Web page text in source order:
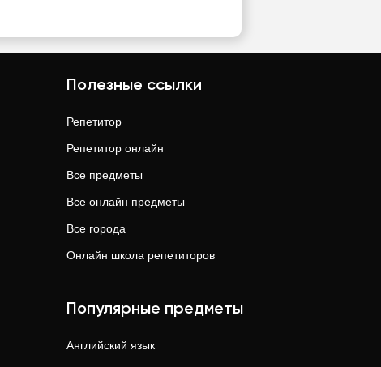
Полезные ссылки
Репетитор
Репетитор онлайн
Все предметы
Все онлайн предметы
Все города
Онлайн школа репетиторов
Популярные предметы
Английский язык